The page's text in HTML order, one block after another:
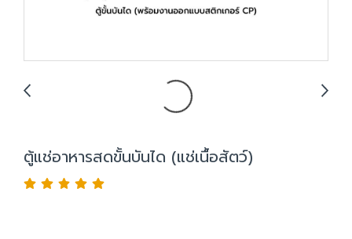
ตู้แช่อาหารสดขั้นบันได (แช่เนื้อสัตว์)